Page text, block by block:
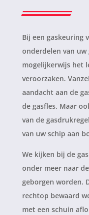
Bij een gaskeuring
onderdelen van
mogelijkerwijs het
veroorzaken.
aandacht aan de
de gasfles. Maar
van de
van uw schip aan
We kijken bij de
onder meer naar
geborgen worden.
rechtop bewaard
met een schuin